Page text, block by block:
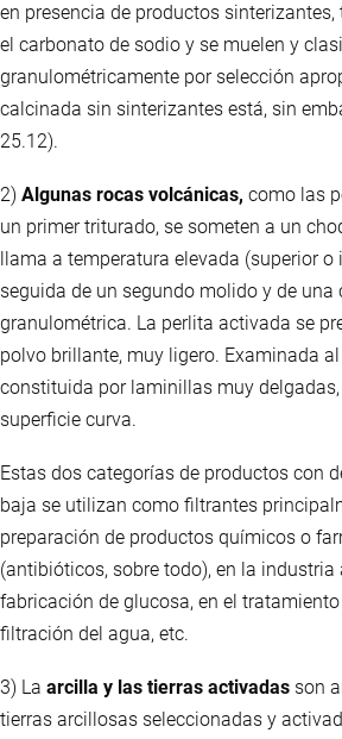
en presencia de productos
el carbonato de sodio y se muelen y
granulométricamente por selección
calcinada sin sinterizantes está, sin
25.12).
2) Algunas rocas volcánicas, como las
un primer triturado, se someten a un
llama a temperatura elevada (superior o
seguida de un segundo molido y de una
granulométrica. La perlita activada se
polvo brillante, muy ligero. Examinada
constituida por laminillas muy
superficie curva.
Estas dos categorías de productos con
baja se utilizan como filtrantes
preparación de productos químicos o
(antibióticos, sobre todo), en la industria
fabricación de glucosa, en el
filtración del agua, etc.
3) La arcilla y las tierras activadas son
tierras arcillosas seleccionadas y